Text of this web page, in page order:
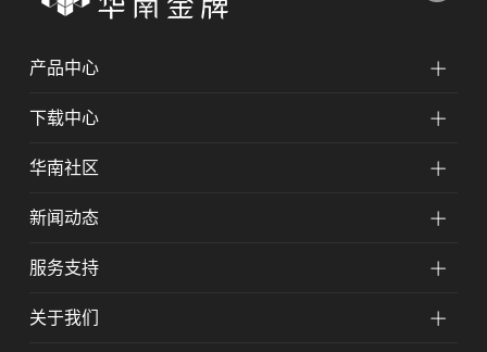
产品中心
下载中心
华南社区
新闻动态
服务支持
关于我们